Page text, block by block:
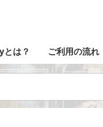
は？ ご利用の流れ